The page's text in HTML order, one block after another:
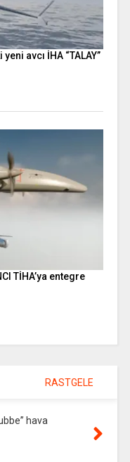
avcı İHA “TALAY”
TİHA’ya entegre
RASTGELE
hava